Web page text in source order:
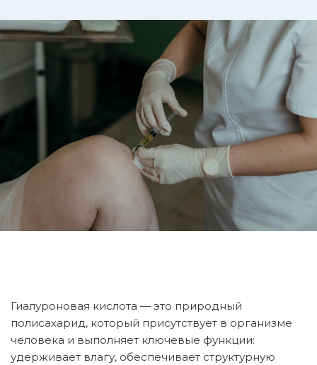
Гиалуроновая кислота — это природный
полисахарид, который присутствует в организме
человека и выполняет ключевые функции:
удерживает влагу, обеспечивает структурную